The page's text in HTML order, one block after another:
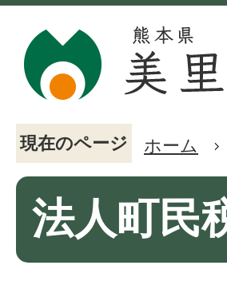
現在のページ ホーム
法人町民